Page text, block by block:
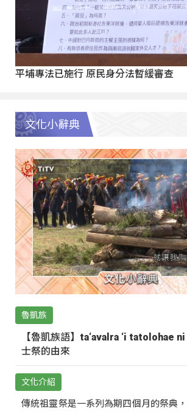
平埔專法已施行 原民身分法暫緩審查
文化小辭典
魯凱族
【魯凱族語】ta‘avalra ‘i tatolohae
士祭的由來
文化介紹
傳統祖靈祭是一系列為期四個月的祭典